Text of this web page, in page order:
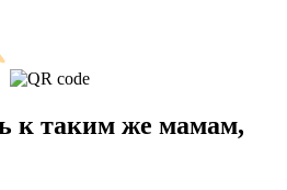
к таким же мамам,